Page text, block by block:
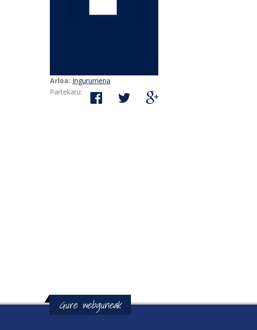
Arloa: Ingurumena
Partekatu:
Gure webguneak